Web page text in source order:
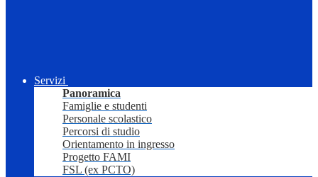
Servizi
Panoramica
Famiglie e studenti
Personale scolastico
Percorsi di studio
Orientamento in ingresso
Progetto FAMI
FSL (ex PCTO)